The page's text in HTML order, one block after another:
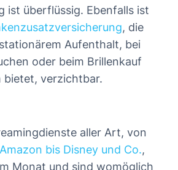
ist überflüssig. Ebenfalls ist
, die
Aufenthalt, bei
oder beim Brillenkauf
bietet, verzichtbar.
aller Art, von
bis Disney und Co.,
Monat und sind womöglich